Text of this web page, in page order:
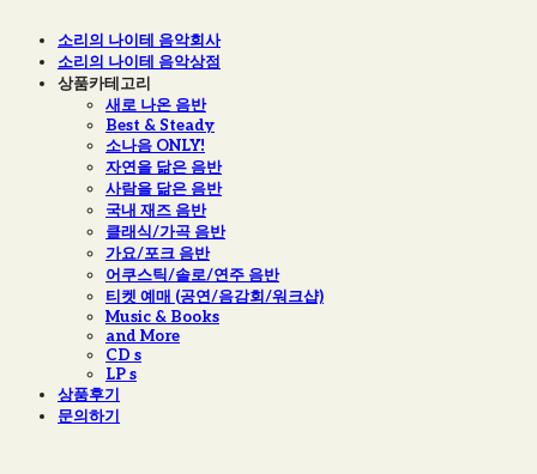
소리의 나이테 음악회사
소리의 나이테 음악상점
상품카테고리
새로 나온 음반
Best & Steady
소나음 ONLY!
자연을 닮은 음반
사람을 닮은 음반
국내 재즈 음반
클래식/가곡 음반
가요/포크 음반
어쿠스틱/솔로/연주 음반
티켓 예매 (공연/음감회/워크샵)
Music & Books
and More
CD s
LP s
상품후기
문의하기